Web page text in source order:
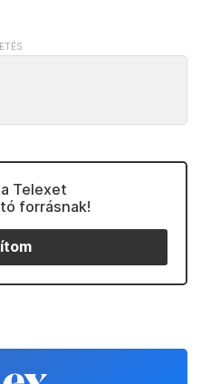
Telexet
forrásnak!